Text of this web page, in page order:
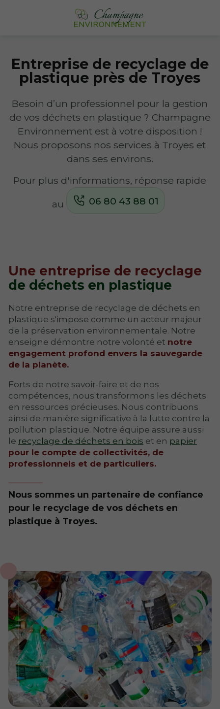
Entreprise de recyclage de
plastique près de Troyes
Besoin d’un professionnel pour la gestion
de vos déchets en plastique ? Champagne
Environnement est à votre disposition !
Nous proposons nos services à Troyes et
dans ses environs.
Pour plus d'informations, réponse rapide
au
06 80 43 88 01
Une entreprise de recyclage
de déchets en plastique
Notre entreprise de recyclage de déchets en
plastique s'impose comme un acteur majeur
de la préservation environnementale. Notre
enseigne démontre notre volonté et notre
engagement profond envers la sauvegarde
de la planète.
Forts de notre savoir-faire et de nos
compétences, nous transformons les déchets
en ressources précieuses. Nous contribuons
ainsi de manière significative à la lutte contre la
pollution plastique. Notre équipe assure aussi
le recyclage de déchets en bois et en papier
pour le compte de collectivités, de
professionnels et de particuliers.
Nous sommes un partenaire de confiance
pour le recyclage de vos déchets en
plastique à Troyes.